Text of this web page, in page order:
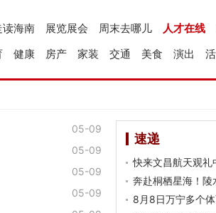
人才在线
周末去哪儿
展览展会
读海南
演出
美食
交通
家装
房产
健康
05-09
05-09
05-09
05-09
速递
快来文昌航天观礼
奔赴桐栖星海！陵
8月8日万宁多个